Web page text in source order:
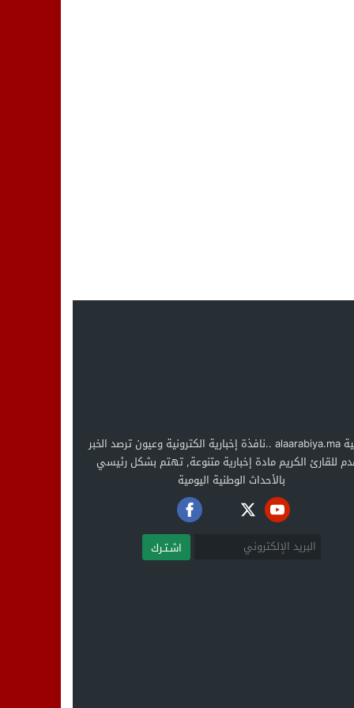
العربية alaarabiya.ma ..نافذة إخبارية الكترونية وعيون ترصد الخبر
للقارئ الكريم مادة إخبارية متنوعة, تهتم بشكل رئيسي
بالأحداث الوطنية اليومية
اشـتـرك